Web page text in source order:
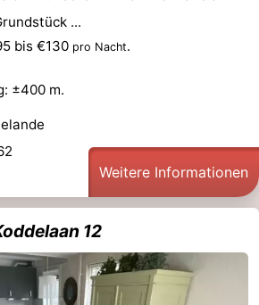
...
bis €130 pro Nacht.
: ±400 m.
Weitere Informationen
12